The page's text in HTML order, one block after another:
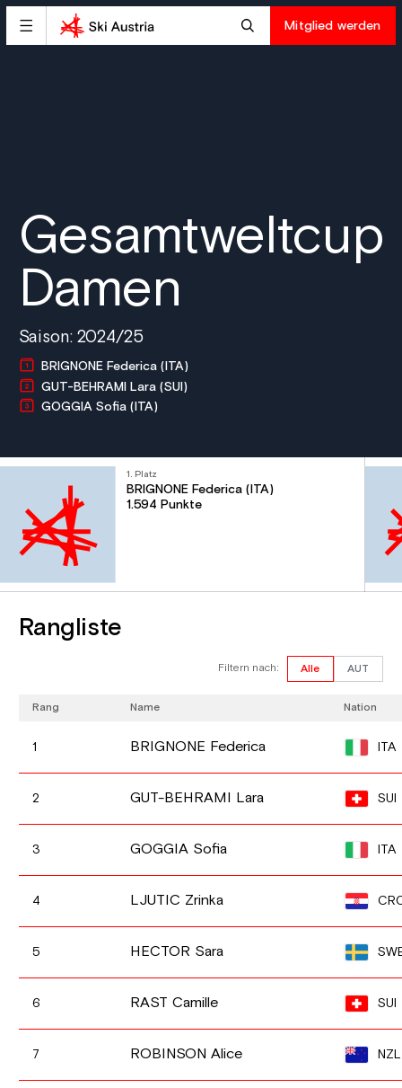
Mitglied werden
Gesamtweltcup
Damen
Saison: 2024/25
BRIGNONE Federica (ITA)
GUT-BEHRAMI Lara (SUI)
GOGGIA Sofia (ITA)
1. Platz
BRIGNONE Federica (ITA)
1.594 Punkte
Rangliste
Filtern nach: Alle AUT
Rang Name Nation
1 BRIGNONE Federica ITA
2 GUT-BEHRAMI Lara SUI
3 GOGGIA Sofia ITA
4 LJUTIC Zrinka
5 HECTOR Sara
6 RAST Camille SUI
7 ROBINSON Alice NZL